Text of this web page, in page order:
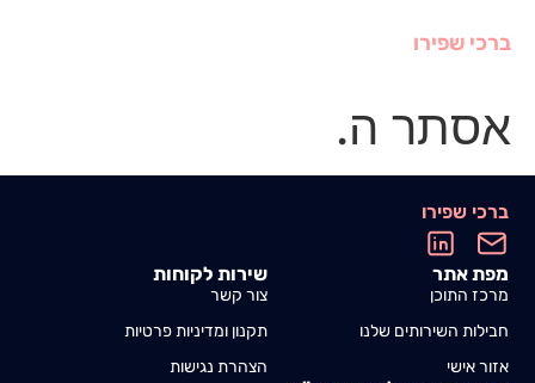
ברכי שפירו
אסתר ה.
ברכי שפירו
מפת אתר
מרכז התוכן
חבילות השירותים שלנו
אזור אישי
שירות לקוחות
צור קשר
תקנון ומדיניות פרטיות
הצהרת נגישות